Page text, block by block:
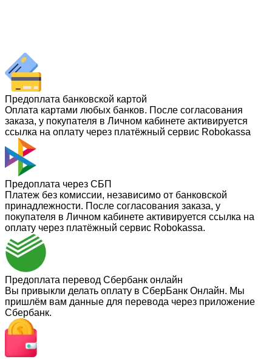
Предоплата банковской картой
Оплата картами любых банков. После согласования
заказа, у покупателя в Личном кабинете активируется
ссылка на оплату через платёжный сервис Robokassa
Предоплата через СБП
Платеж без комиссии, независимо от банковской
принадлежности. После согласования заказа, у
покупателя в Личном кабинете активируется ссылка на
оплату через платёжный сервис Robokassa.
Предоплата перевод Сбербанк онлайн
Вы привыкли делать оплату в СберБанк Онлайн. Мы
пришлём вам данные для перевода через приложение
Сбербанк.